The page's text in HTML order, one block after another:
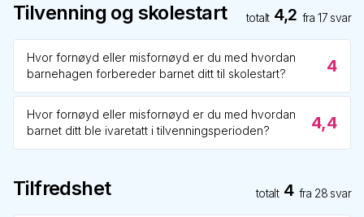
Tilvenning og skolestart totalt 4,2 fra17 svar
Hvor fornøyd eller misfornøyd er du med hvordan
barnehagen forbereder barnet ditt til skolestart?
4
Hvor fornøyd eller misfornøyd er du med hvordan
barnet ditt ble ivaretatt i tilvenningsperioden?
4,4
Tilfredshet totalt 4 fra 28 svar